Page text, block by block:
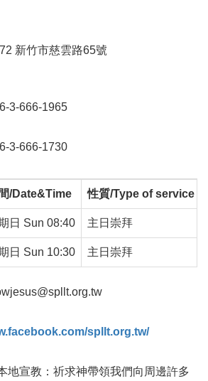
新竹市慈雲路65號
3-666-1965
3-666-1730
/Date&Time 性質/Type of service
日 Sun 08:40 主日崇拜
日 Sun 10:30 主日崇拜
spllt.org.tw/
地宣教：祈求神帶領我們向周邊許多